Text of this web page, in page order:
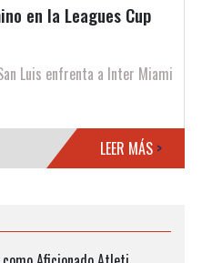
en la Leagues Cup
Luis enfrenta a Inter Miami
LEER MÁS >